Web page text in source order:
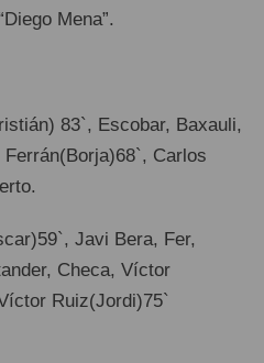
Mena”.
83`, Escobar, Baxauli,
Ferrán(Borja)68`, Carlos
Javi Bera, Fer,
Checa, Víctor
Ruiz(Jordi)75`